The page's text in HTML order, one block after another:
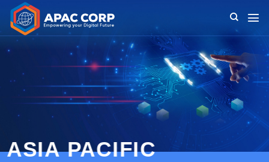
Chuyển
đến
nội
dung
ASIA PACIFIC